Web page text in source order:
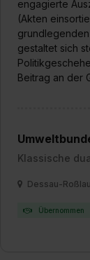
engagierte
(Akten
gestaltet sich
Beitrag an der
Klassische
Dessau-Roßlau
Übernommen